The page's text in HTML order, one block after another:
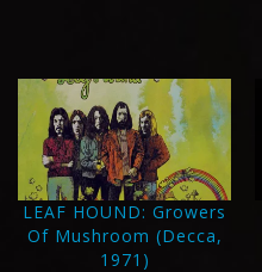
LEAF HOUND: Growers
Of Mushroom (Decca,
1971)